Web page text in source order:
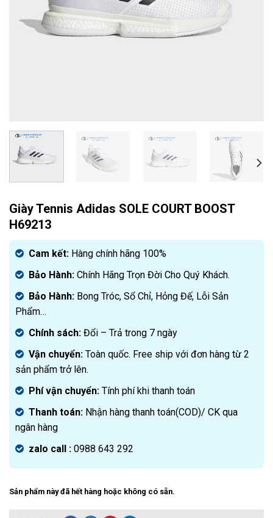
Giày Tennis Adidas SOLE COURT BOOST
H69213
Cam kết: Hàng chính hãng 100%
Bảo Hành: Chính Hãng Trọn Đời Cho Quý Khách.
Bảo Hành: Bong Tróc, Sổ Chỉ, Hỏng Đế, Lỗi Sản
Phẩm…
Chính sách: Đổi – Trả trong 7 ngày
Vận chuyển: Toàn quốc. Free ship với đơn hàng từ 2
sản phẩm trở lên.
Phí vận chuyển: Tính phí khi thanh toán
Thanh toán: Nhận hàng thanh toán(COD)/ CK qua
ngân hàng
zalo call : 0988 643 292
Sản phẩm này đã hết hàng hoặc không có sẵn.